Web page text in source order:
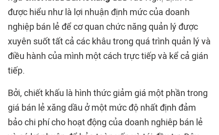
được hiểu như là lợi nhuận định mức của doanh
nghiệp bán lẻ để cơ quan chức năng quản lý được
xuyên suốt tất cả các khâu trong quá trình quản lý và
điều hành của mình một cách trực tiếp và kể cả gián
tiếp.
Bởi, chiết khấu là hình thức giảm giá một phần trong
giá bán lẻ xăng dầu ở một mức độ nhất định đảm
bảo chi phí cho hoạt động của doanh nghiêp bán lẻ